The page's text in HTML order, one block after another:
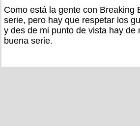
Como está la gente con Breaking
serie, pero hay que respetar los
y des de mi punto de vista hay de
buena serie.